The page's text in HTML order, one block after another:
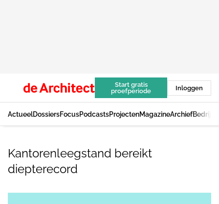
Start gratis
proefperiode
Inloggen
ActueelDossiersFocusPodcastsProjectenMagazineArchief
Kantorenleegstand bereikt
diepterecord